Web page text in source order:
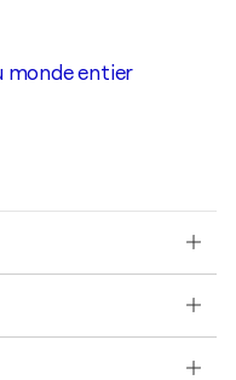
monde entier